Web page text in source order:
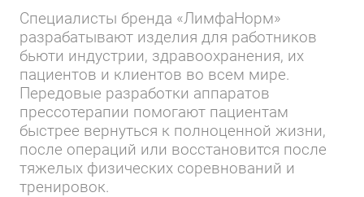
Специалисты бренда «ЛимфаНорм»
разрабатывают изделия для работников
бьюти индустрии, здравоохранения, их
пациентов и клиентов во всем мире.
Передовые разработки аппаратов
прессотерапии помогают пациентам
быстрее вернуться к полноценной жизни,
после операций или восстановится после
тяжелых физических соревнований и
тренировок.